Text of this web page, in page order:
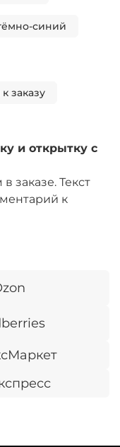
синий
заказу
и открытку с
заказе. Текст
к